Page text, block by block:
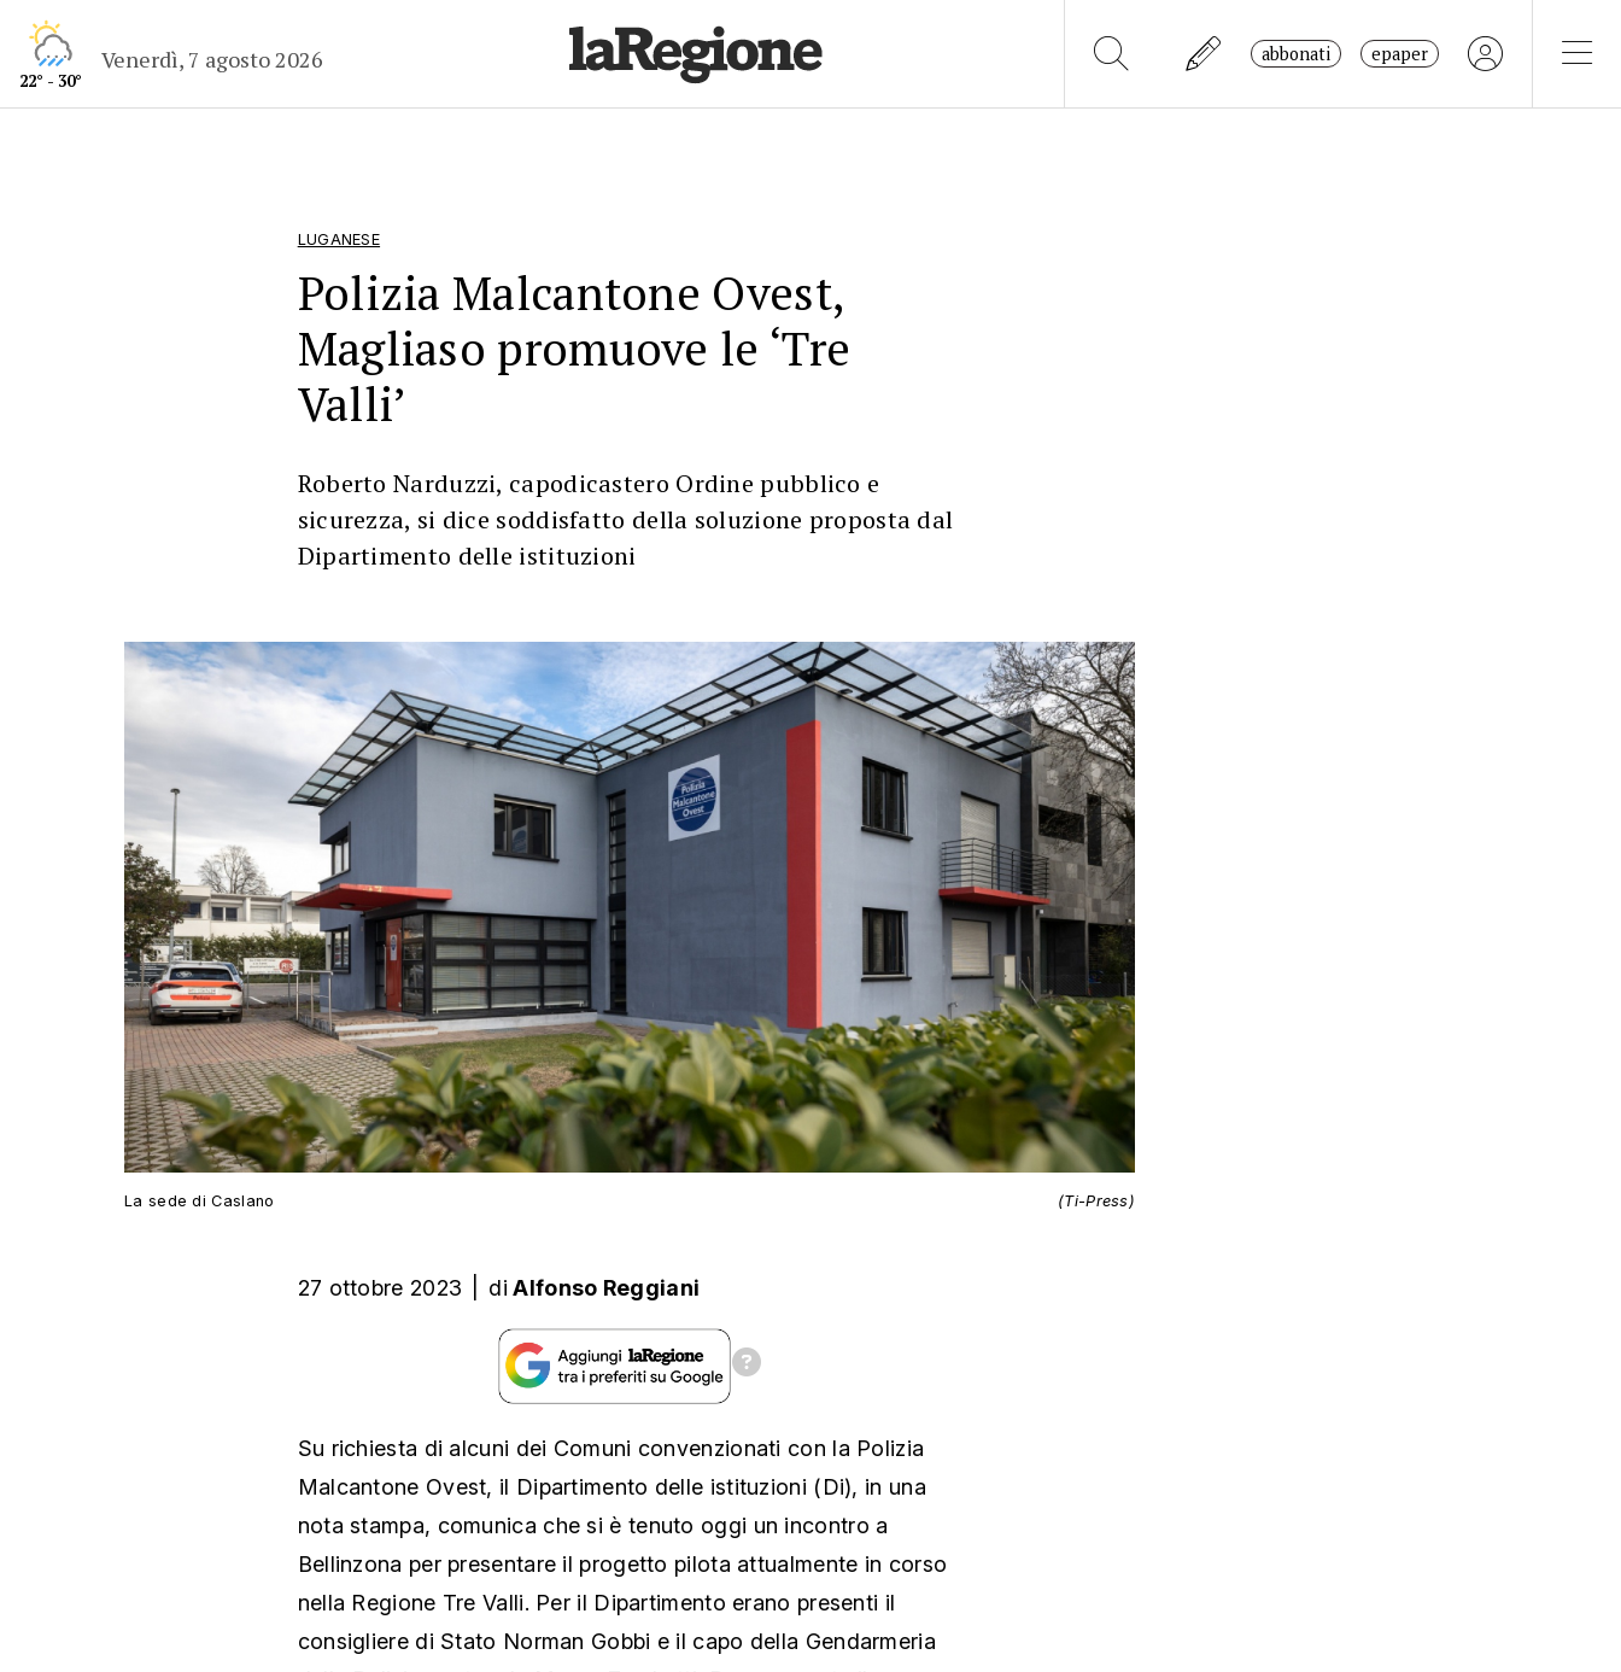
22° - 30°
Venerdì, 7 agosto 2026 abbonati epaper
LUGANESE
Polizia Malcantone Ovest,
Magliaso promuove le ‘Tre
Valli’
Roberto Narduzzi, capodicastero Ordine pubblico e
sicurezza, si dice soddisfatto della soluzione proposta dal
Dipartimento delle istituzioni
La sede di Caslano (Ti-Press)
27 ottobre 2023 di Alfonso Reggiani
Su richiesta di alcuni dei Comuni convenzionati con la Polizia
Malcantone Ovest, il Dipartimento delle istituzioni (Di), in una
nota stampa, comunica che si è tenuto oggi un incontro a
Bellinzona per presentare il progetto pilota attualmente in corso
nella Regione Tre Valli. Per il Dipartimento erano presenti il
consigliere di Stato Norman Gobbi e il capo della Gendarmeria